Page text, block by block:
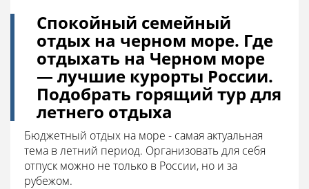
Спокойный семейный
отдых на черном море. Где
отдыхать на Черном море
— лучшие курорты России.
Подобрать горящий тур для
летнего отдыха
Бюджетный отдых на море - самая актуальная
тема в летний период. Организовать для себя
отпуск можно не только в России, но и за
рубежом.